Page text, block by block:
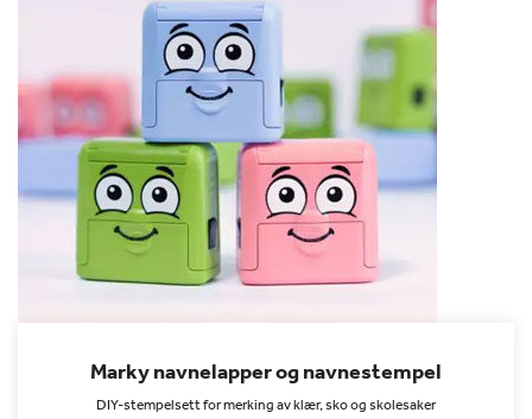
Marky navnelapper og navnestempel
DIY-stempelsett for merking av klær, sko og skolesaker